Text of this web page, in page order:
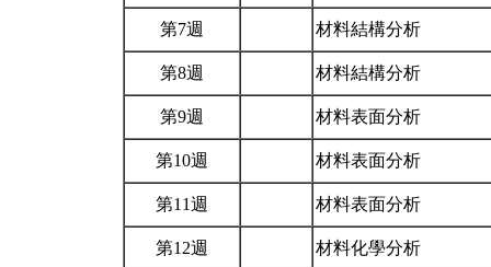
第7週 材料結構分析
第8週 材料結構分析
第9週 材料表面分析
第10週 材料表面分析
第11週 材料表面分析
第12週 材料化學分析